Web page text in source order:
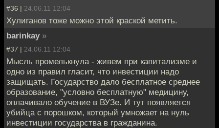
#36 | 24.06.11 12:04
Хулиганов тоже можно этой краской метить.
barinkay »
#37 | 24.06.11 12:04
Мысль промелькнула - живем при капитализме и
одно из правил гласит, что инвестиции надо
защищать. Государство дало бесплатное среднее
образование, "условно бесплатную" медицину,
оплачивало обучение в ВУЗе. И тут появляется
убийца с порошком, который умножает на нуль
инвестиции государства в гражданина.